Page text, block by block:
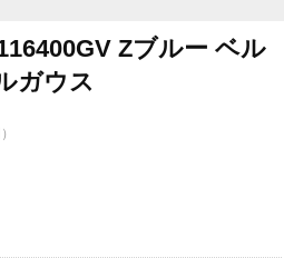
Zブルー ベル
ガウス